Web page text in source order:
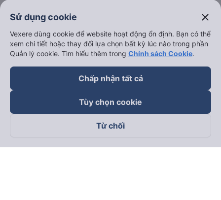
Theo dõi chúng tôi trên
Sử dụng cookie close
Vexere dùng cookie để website hoạt động ổn định. Bạn có thể
xem chi tiết hoặc thay đổi lựa chọn bất kỳ lúc nào trong phần
Quản lý cookie. Tìm hiểu thêm trong Chính sách Cookie.
Chấp nhận tất cả
Tùy chọn cookie
Từ chối